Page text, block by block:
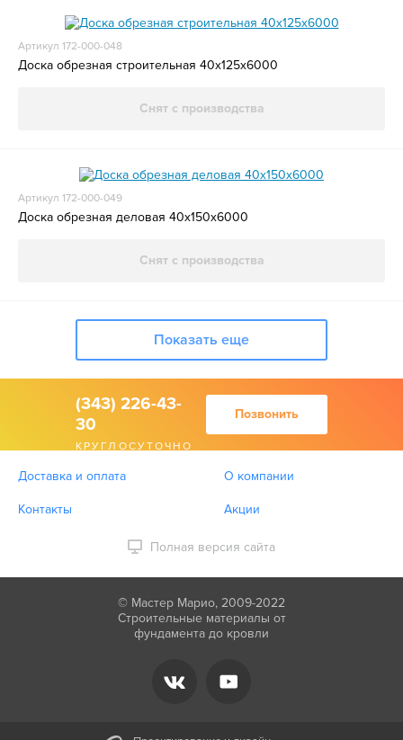
Артикул 172-000-048
Доска обрезная строительная 40x125x6000
Снят с производства
Артикул 172-000-049
Доска обрезная деловая 40x150x6000
Снят с производства
Показать еще
(343) 226-43-
30
КРУГЛОСУТОЧНО
Позвонить
Доставка и оплата О компании
Контакты Акции
Полная версия сайта
© Мастер Марио, 2009-2022
Строительные материалы от
фундамента до кровли